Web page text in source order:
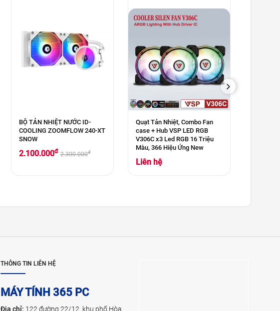
BỘ TẢN NHIỆT NƯỚC ID-
COOLING ZOOMFLOW 240-XT
SNOW
2.100.000đ 2.300.000đ
Quạt Tản Nhiệt, Combo Fan
case + Hub VSP LED RGB
V306C x3 Led RGB 16 Triệu
Màu, 366 Hiệu Ứng New
Liên hệ
NEXT
THÔNG TIN LIÊN HỆ
MÁY TÍNH 365 PC
Địa chỉ: 122 đường 22/12, khu phố Hòa